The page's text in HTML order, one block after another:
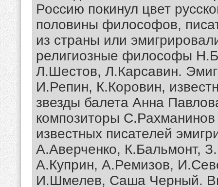
Россию покинул цвет
половины философов,
из страны или
религиозные философы
Л.Шестов, Л.Карсавин.
И.Репин, К.Коровин,
звезды балета Анна
композиторы
известных писателей
А.Аверченко, К.Бальмонт,
А.Куприн, А.Ремизов,
И.Шмелев, Саша Черный.